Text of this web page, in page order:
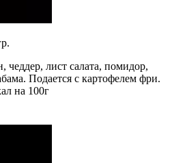
чеддер, лист салата, помидор,
Подается с картофелем фри.
на 100г